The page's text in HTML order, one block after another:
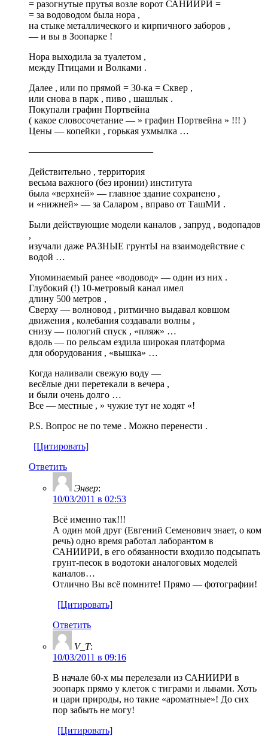
= разогнутые прутья возле ворот САНИИРИ =
= за водоводом была нора ,
на стыке металлического и кирпичного заборов ,
— и вы в Зоопарке !
Нора выходила за туалетом ,
между Птицами и Волками .
Далее , или по прямой = 30-ка = Сквер ,
или снова в парк , пиво , шашлык .
Покупали графин Портвейна
( какое словосочетание — » графин Портвейна » !!! )
Цены — копейки , горькая ухмылка …
—————————————
Действительно , территория
весьма важного (без иронии) института
была «верхней» — главное здание сохранено ,
и «нижней» — за Саларом , вправо от ТашМИ .
Были действующие модели каналов , запруд , водопадов
,
изучали даже РАЗНЫЕ грунтЫ на взаимодействие с
водой …
Упоминаемый ранее «водовод» — один из них .
Глубокий (!) 10-метровый канал имел
длину 500 метров ,
Сверху — волновод , ритмично выдавал ковшом
движения , колебания создавали волны ,
снизу — пологий спуск , «пляж» …
вдоль — по рельсам ездила широкая платформа
для оборудования , «вышка» …
Когда наливали свежую воду —
весёлые дни перетекали в вечера ,
и были очень долго …
Все — местные , » чужие тут не ходят «!
P.S. Вопрос не по теме . Можно перенести .
[Цитировать]
Ответить
Энвер:
10/03/2011 в 02:53
Всё именно так!!!
А один мой друг (Евгений Семенович знает, о ком
речь) одно время работал лаборантом в
САНИИРИ, в его обязанности входило подсыпать
грунт-песок в водотоки аналоговых моделей
каналов…
Отлично Вы всё помните! Прямо — фотографии!
[Цитировать]
Ответить
V_T:
10/03/2011 в 09:16
В начале 60-х мы перелезали из САНИИРИ в
зоопарк прямо у клеток с тиграми и львами. Хоть
и цари природы, но такие «ароматные»! До сих
пор забыть не могу!
[Цитировать]